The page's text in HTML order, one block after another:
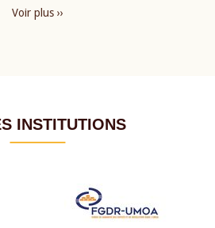
Voir plus ››
INSTITUTIONS